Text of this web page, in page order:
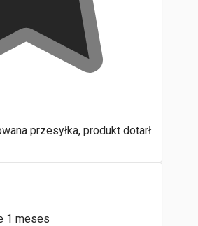
przesyłka, produkt dotarł
1 meses